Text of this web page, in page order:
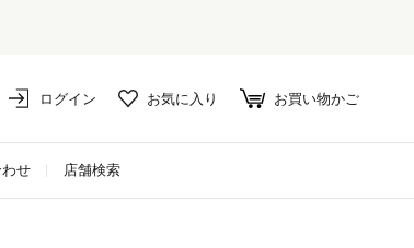
ログイン お気に入り お買い物かご
せ 店舗検索